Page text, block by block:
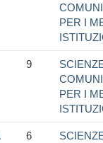
PER I
9
PER I
6